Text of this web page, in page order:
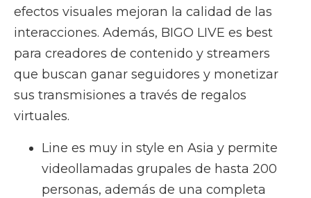
efectos visuales mejoran la calidad de las
interacciones. Además, BIGO LIVE es best
para creadores de contenido y streamers
que buscan ganar seguidores y monetizar
sus transmisiones a través de regalos
virtuales.
Line es muy in style en Asia y permite
videollamadas grupales de hasta 200
personas, además de una completa